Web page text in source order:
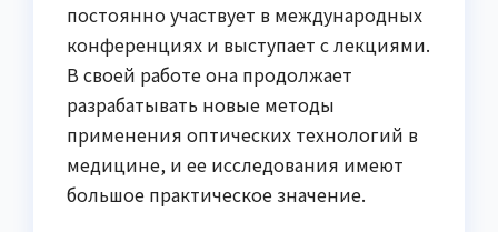
постоянно участвует в международных
конференциях и выступает с лекциями.
В своей работе она продолжает
разрабатывать новые методы
применения оптических технологий в
медицине, и ее исследования имеют
большое практическое значение.